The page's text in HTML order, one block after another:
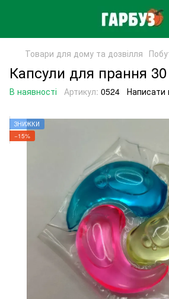
Товари для дому та дозвілля
Капсули для прання
В наявності Артикул: 0524 Написати
ЗНИЖКИ
−15%